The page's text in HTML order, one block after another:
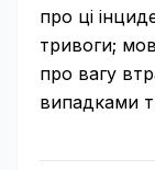
про ці
тривоги;
про вагу
випадками